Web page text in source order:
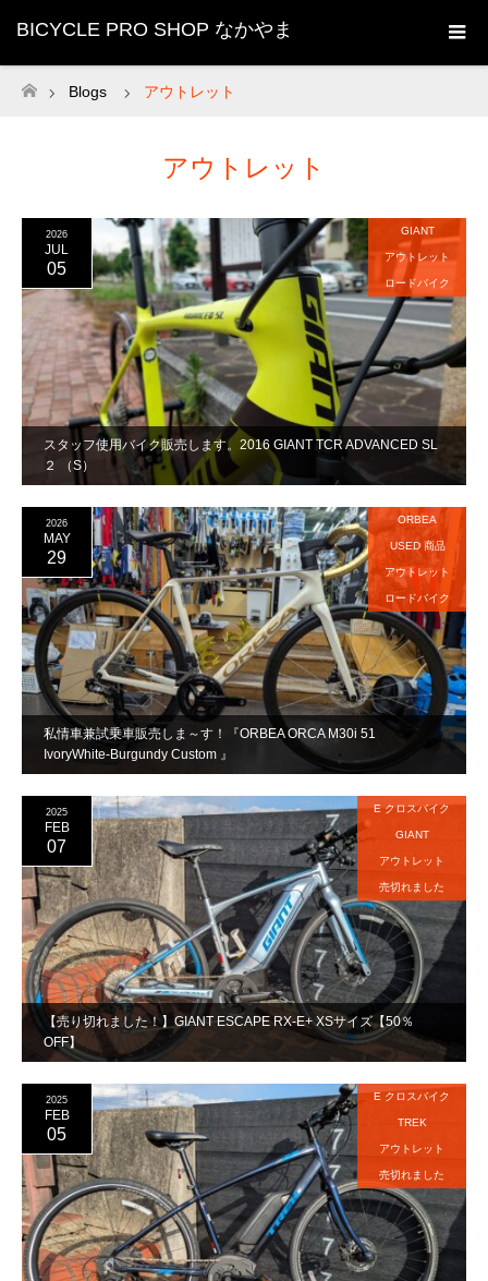
BICYCLE PRO SHOP なかやま
ホーム
Blogs アウトレット
アウトレット
スタッフ使用バイク販売します。2016 GIANT TCR ADVANCED SL
２ （S）
2026
JUL
05
GIANT
アウトレット
ロードバイク
私情車兼試乗車販売しま～す！『ORBEA ORCA M30i 51
IvoryWhite-Burgundy Custom 』
2026
MAY
29
ORBEA
USED 商品
アウトレット
ロードバイク
【売り切れました！】GIANT ESCAPE RX-E+ XSサイズ【50％
OFF】
2025
FEB
07
E クロスバイク
GIANT
アウトレット
売切れました
2025
FEB
05
E クロスバイク
TREK
アウトレット
売切れました